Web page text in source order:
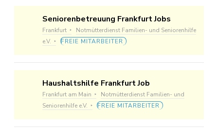
Seniorenbetreuung Frankfurt Jobs
Frankfurt
Notmütterdienst Familien- und Seniorenhilfe
e.V.
FREIE MITARBEITER
Haushaltshilfe Frankfurt Job
Frankfurt am Main
Notmütterdienst Familien- und
Seniorenhilfe e.V.
FREIE MITARBEITER